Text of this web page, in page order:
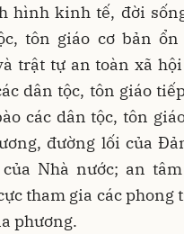
hình kinh tế, đời
tôn giáo cơ bản
trật tự an toàn xã
dân tộc, tôn giáo
các dân tộc, tôn
đường lối của
Nhà nước; an
tham gia các phong
phương.